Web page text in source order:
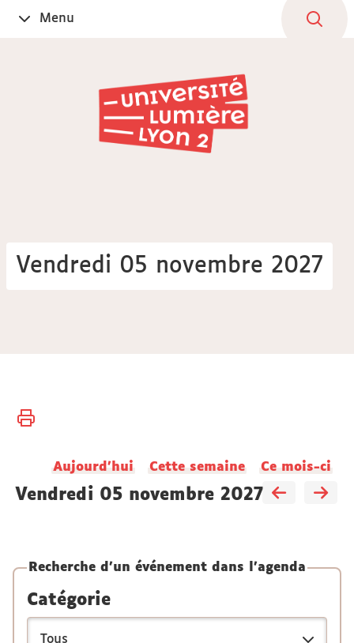
OuvrirMenu
Vendredi 05 novembre 2027
Vous
Accueil
Aujourd'hui Cette semaine Ce mois-ci
vendredi 05 novembre 2027
Recherche d'un événement dans l'agenda
Catégorie